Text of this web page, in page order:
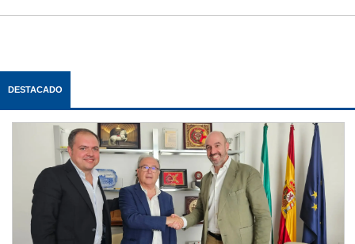
DESTACADO